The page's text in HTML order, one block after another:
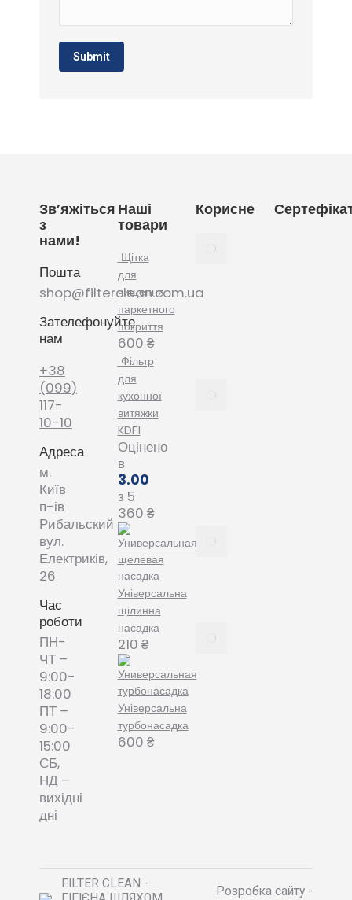
Submit
Зв’яжіться
з
нами!
Пошта
shop@filterclean.com.ua
Зателефонуйте
нам
+38
(099)
117-
10-10
Адреса
м.
Київ
п-ів
Рибальский
вул.
Електриків,
26
Час
роботи
ПН-
ЧТ –
9:00-
18:00
ПТ –
9:00-
15:00
СБ,
НД –
вихідні
дні
Наші
товари
Щітка
для
чищення
паркетного
покриття
600 ₴
Фільтр
для
кухонної
витяжки
KDF1
Оцінено
в
3.00
з 5
360 ₴
Універсальна
щілинна
насадка
210 ₴
Універсальна
турбонасадка
600 ₴
Корисне
FILTER CLEAN -
Розробка сайту -